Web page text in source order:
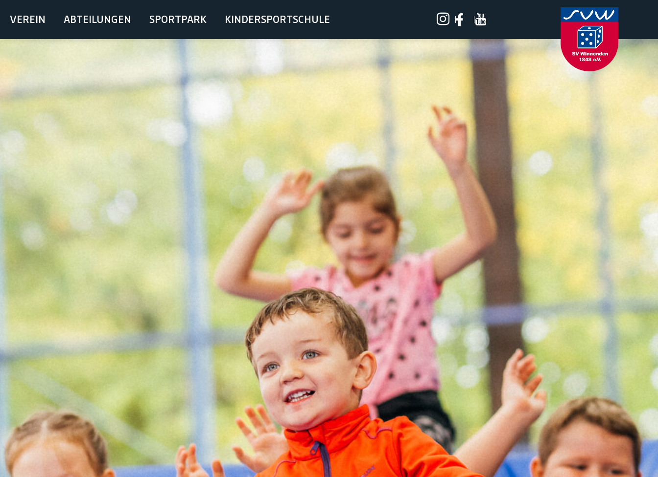
springen
VEREIN ABTEILUNGEN SPORTPARK KINDERSPORTSCHULE